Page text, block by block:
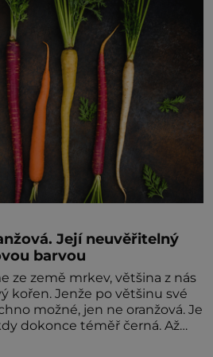
Její neuvěřitelný
barvou
ze země mrkev, většina z nás
kořen. Jenže po většinu své
možné, jen ne oranžová. Je
dokonce téměř černá. Až